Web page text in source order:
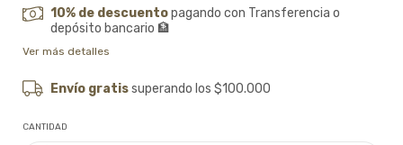
10% de descuentopagando con Transferencia o
depósito bancario 🏦
Ver más detalles
Envío gratissuperando los$100.000
CANTIDAD